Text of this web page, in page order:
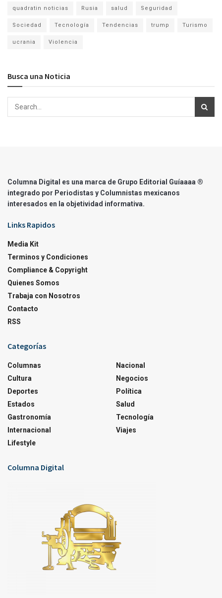
quadratin noticias Rusia salud Seguridad
Sociedad Tecnología Tendencias trump Turismo
ucrania Violencia
Busca una Noticia
Columna Digital es una marca de Grupo Editorial Guíaaaa ®
integrado por Periodistas y Columnistas mexicanos
interesados en la objetividad informativa.
Links Rapidos
Media Kit
Terminos y Condiciones
Compliance & Copyright
Quienes Somos
Trabaja con Nosotros
Contacto
RSS
Categorías
Columnas
Cultura
Deportes
Estados
Gastronomía
Internacional
Lifestyle
Nacional
Negocios
Política
Salud
Tecnología
Viajes
Columna Digital